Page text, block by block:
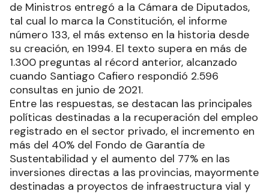
de Ministros entregó a la Cámara de Diputados,
tal cual lo marca la Constitución, el informe
número 133, el más extenso en la historia desde
su creación, en 1994. El texto supera en más de
1.300 preguntas al récord anterior, alcanzado
cuando Santiago Cafiero respondió 2.596
consultas en junio de 2021.
Entre las respuestas, se destacan las principales
políticas destinadas a la recuperación del empleo
registrado en el sector privado, el incremento en
más del 40% del Fondo de Garantía de
Sustentabilidad y el aumento del 77% en las
inversiones directas a las provincias, mayormente
destinadas a proyectos de infraestructura vial y